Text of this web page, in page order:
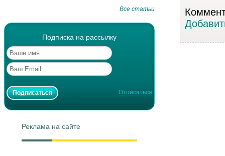
Все статьи
Подписка на рассылку
Отписаться
Реклама на сайте